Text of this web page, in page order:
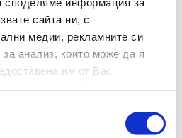
сайта ни, с
медии, рекламните си
за анализ, които може да я
им от Вас
Не
Не
Не